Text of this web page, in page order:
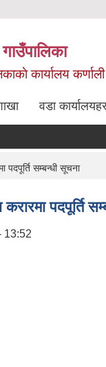
कार्यालय
वडा
पदपूर्ति सम्बन्धी सूचना
पदपूर्ति
13:52